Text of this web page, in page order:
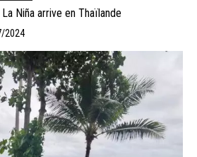
Niña arrive en Thaïlande
2024